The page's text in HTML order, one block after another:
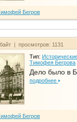
Бегров
| просмотров: 1131
Тип:
Тимофея Бегрова
Дело было в
подробнее
Бегров